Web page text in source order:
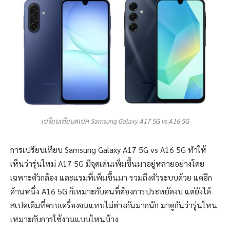
เปรียบเทียบสเปค Samsung Galaxy A17 5G vs A16 5G
การเปรียบเทียบ Samsung Galaxy A17 5G vs A16 5G ทำให้
เห็นว่ารุ่นใหม่ A17 5G มีจุดเด่นเพิ่มขึ้นมาอยู่หลายอย่างโดย
เฉพาะตัวกล้อง และแรมที่เพิ่มขึ้นมา รวมถึงตัวระบบด้วย แต่อีก
ด้านหนึ่ง A16 5G ก็เหมาะกับคนที่ต้องการประหยัดงบ แต่ยังได้
สเปคเดิมที่ครบเครื่องจนแทบไม่ต่างกันมากนัก มาดูกันว่ารุ่นไหน
เหมาะกับการใช้งานแบบไหนบ้าง